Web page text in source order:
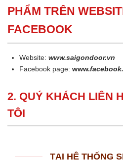
PHẨM TRÊN
FACEBOOK
Website:www.saigondoor.vn
Facebook page:www.
2. QUÝ KHÁCH LIÊN
TÔI
TẠI HỆ THỐNG